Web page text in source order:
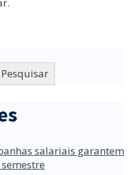
Pesquisar
salariais garantem